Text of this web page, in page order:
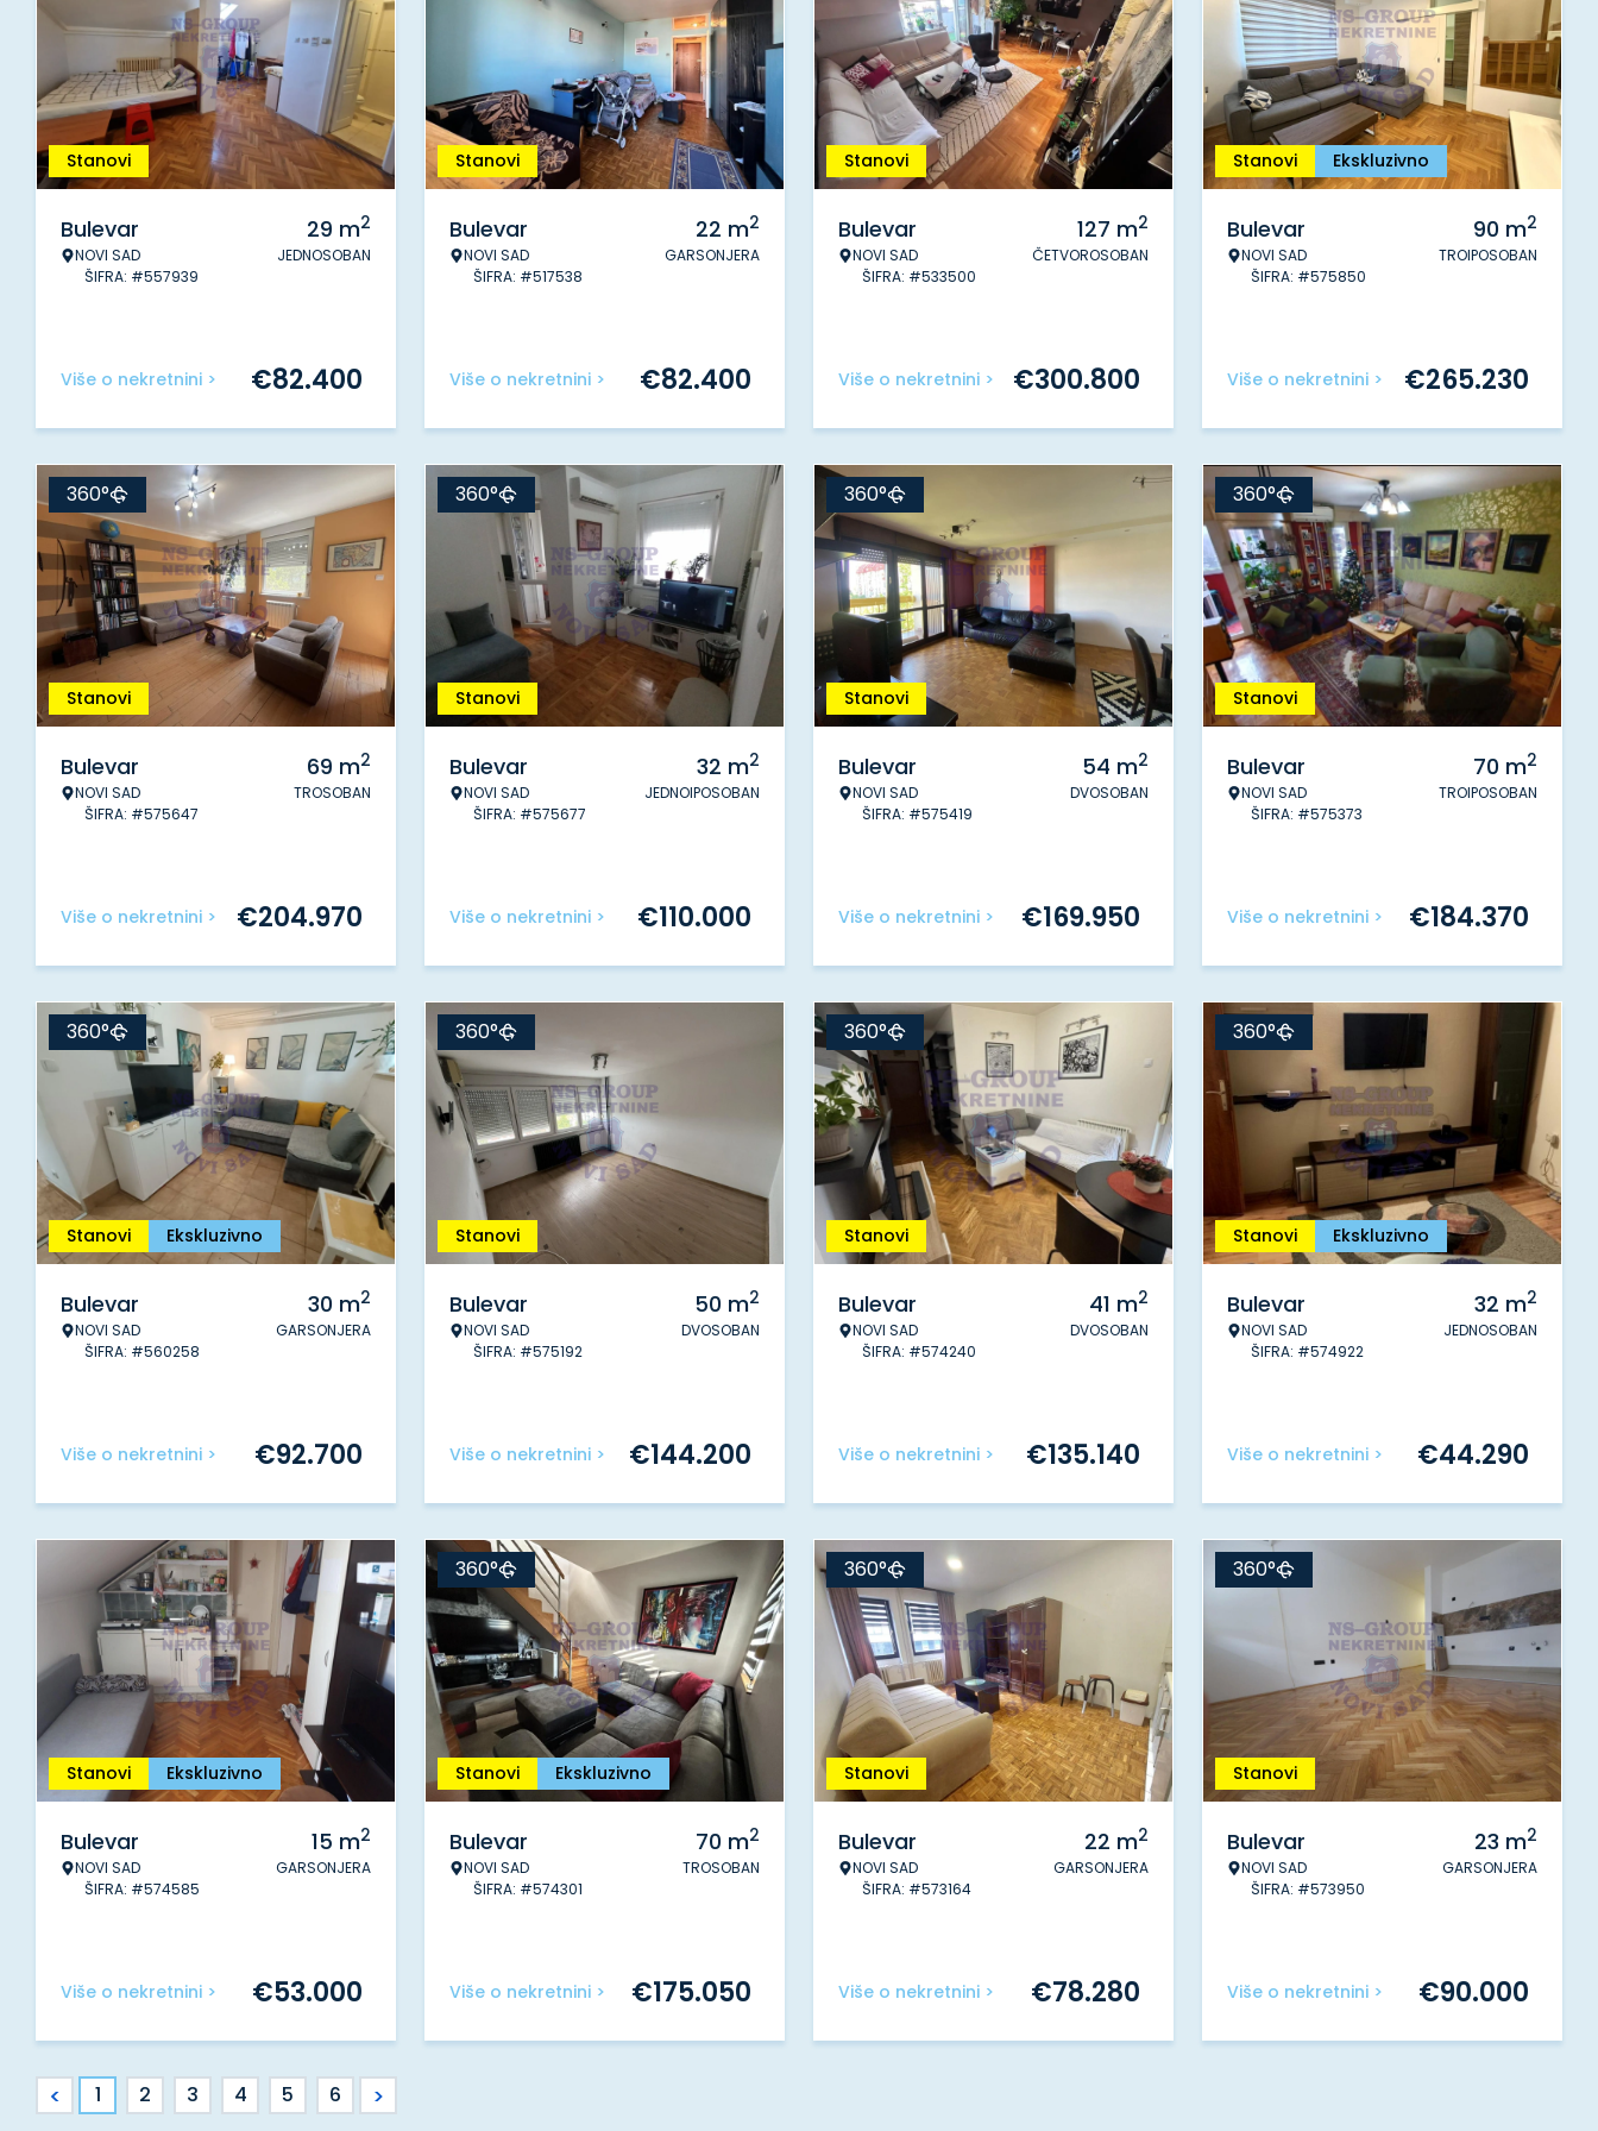
Stanovi
Bulevar
NOVI SAD
ŠIFRA: #557939
29 m2
JEDNOSOBAN
Više o nekretnini > €82.400
Stanovi
Bulevar
NOVI SAD
ŠIFRA: #517538
22 m2
GARSONJERA
Više o nekretnini > €82.400
Stanovi
Bulevar
NOVI SAD
ŠIFRA: #533500
127 m2
ČETVOROSOBAN
Više o nekretnini > €300.800
Stanovi Ekskluzivno
Bulevar
NOVI SAD
ŠIFRA: #575850
90 m2
TROIPOSOBAN
Više o nekretnini > €265.230
Stanovi
360°
Bulevar
NOVI SAD
ŠIFRA: #575647
69 m2
TROSOBAN
Više o nekretnini > €204.970
Stanovi
360°
Bulevar
NOVI SAD
ŠIFRA: #575677
32 m2
JEDNOIPOSOBAN
Više o nekretnini > €110.000
Stanovi
360°
Bulevar
NOVI SAD
ŠIFRA: #575419
54 m2
DVOSOBAN
Više o nekretnini > €169.950
Stanovi
360°
Bulevar
NOVI SAD
ŠIFRA: #575373
70 m2
TROIPOSOBAN
Više o nekretnini > €184.370
Stanovi Ekskluzivno
360°
Bulevar
NOVI SAD
ŠIFRA: #560258
30 m2
GARSONJERA
Više o nekretnini > €92.700
Stanovi
360°
Bulevar
NOVI SAD
ŠIFRA: #575192
50 m2
DVOSOBAN
Više o nekretnini > €144.200
Stanovi
360°
Bulevar
NOVI SAD
ŠIFRA: #574240
41 m2
DVOSOBAN
Više o nekretnini > €135.140
Stanovi Ekskluzivno
360°
Bulevar
NOVI SAD
ŠIFRA: #574922
32 m2
JEDNOSOBAN
Više o nekretnini > €44.290
Stanovi Ekskluzivno
Bulevar
NOVI SAD
ŠIFRA: #574585
15 m2
GARSONJERA
Više o nekretnini > €53.000
Stanovi Ekskluzivno
360°
Bulevar
NOVI SAD
ŠIFRA: #574301
70 m2
TROSOBAN
Više o nekretnini > €175.050
Stanovi
360°
Bulevar
NOVI SAD
ŠIFRA: #573164
22 m2
GARSONJERA
Više o nekretnini > €78.280
Stanovi
360°
Bulevar
NOVI SAD
ŠIFRA: #573950
23 m2
GARSONJERA
Više o nekretnini > €90.000
< 1 2 3 4 5 6 >